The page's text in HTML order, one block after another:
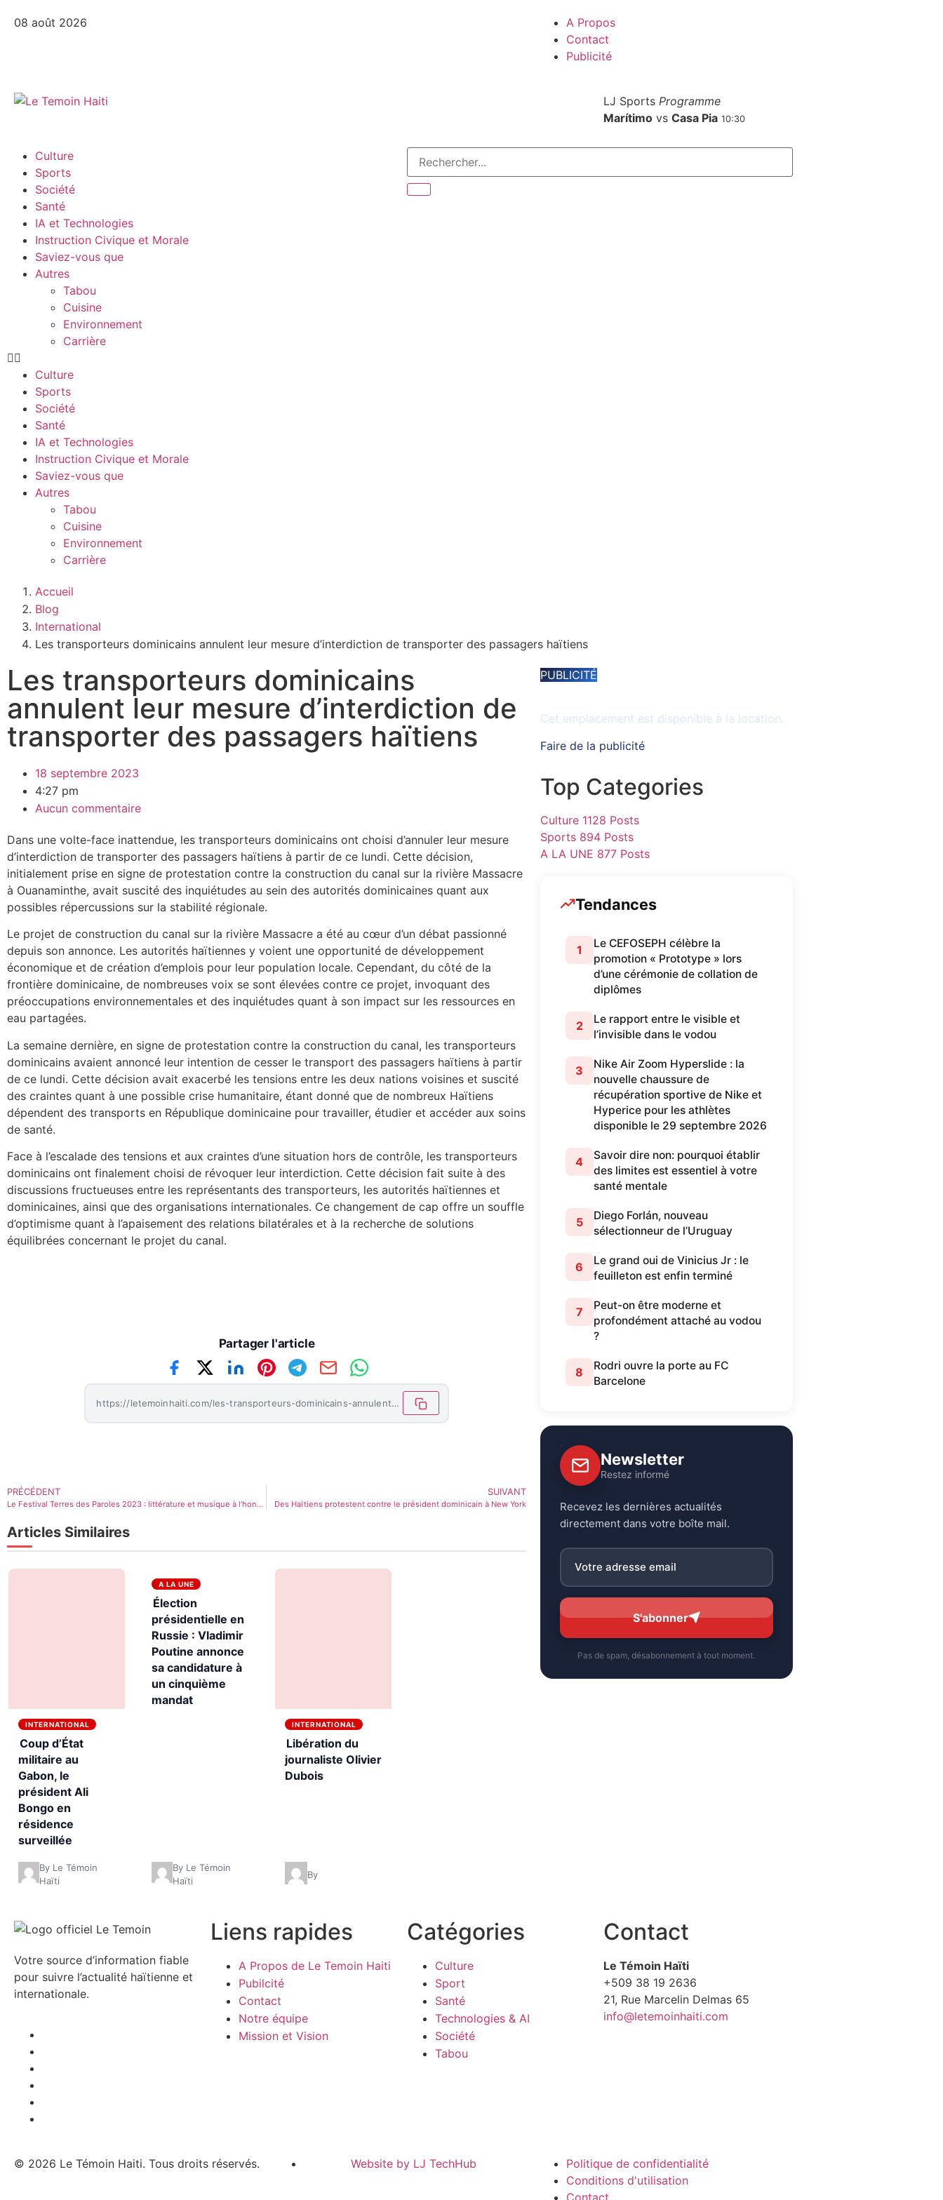
08 août 2026
A Propos
Contact
Publicité
LJ Sports Programme
Marítimo vs Casa Pia 10:30
Culture
Sports
Société
Santé
IA et Technologies
Instruction Civique et Morale
Saviez-vous que
Autres
Tabou
Cuisine
Environnement
Carrière
Culture
Sports
Société
Santé
IA et Technologies
Instruction Civique et Morale
Saviez-vous que
Autres
Tabou
Cuisine
Environnement
Carrière
Accueil
Blog
International
Les transporteurs dominicains annulent leur mesure d’interdiction de transporter des passagers haïtiens
Les transporteurs dominicains
annulent leur mesure d’interdiction de
transporter des passagers haïtiens
18 septembre 2023
4:27 pm
Aucun commentaire
Dans une volte-face inattendue, les transporteurs dominicains ont choisi d’annuler leur mesure
d’interdiction de transporter des passagers haïtiens à partir de ce lundi. Cette décision,
initialement prise en signe de protestation contre la construction du canal sur la rivière Massacre
à Ouanaminthe, avait suscité des inquiétudes au sein des autorités dominicaines quant aux
possibles répercussions sur la stabilité régionale.
Le projet de construction du canal sur la rivière Massacre a été au cœur d’un débat passionné
depuis son annonce. Les autorités haïtiennes y voient une opportunité de développement
économique et de création d’emplois pour leur population locale. Cependant, du côté de la
frontière dominicaine, de nombreuses voix se sont élevées contre ce projet, invoquant des
préoccupations environnementales et des inquiétudes quant à son impact sur les ressources en
eau partagées.
La semaine dernière, en signe de protestation contre la construction du canal, les transporteurs
dominicains avaient annoncé leur intention de cesser le transport des passagers haïtiens à partir
de ce lundi. Cette décision avait exacerbé les tensions entre les deux nations voisines et suscité
des craintes quant à une possible crise humanitaire, étant donné que de nombreux Haïtiens
dépendent des transports en République dominicaine pour travailler, étudier et accéder aux soins
de santé.
Face à l’escalade des tensions et aux craintes d’une situation hors de contrôle, les transporteurs
dominicains ont finalement choisi de révoquer leur interdiction. Cette décision fait suite à des
discussions fructueuses entre les représentants des transporteurs, les autorités haïtiennes et
dominicaines, ainsi que des organisations internationales. Ce changement de cap offre un souffle
d’optimisme quant à l’apaisement des relations bilatérales et à la recherche de solutions
équilibrées concernant le projet du canal.
Partager l'article
https://letemoinhaiti.com/les-transporteurs-dominicains-annulent-leur-mesure-d-interdiction-de-transporter-des-passagers-haitiens/
PRÉCÉDENT
Le Festival Terres des Paroles 2023 : littérature et musique à l’honneur
SUIVANT
Des Haïtiens protestent contre le président dominicain à New York
Articles Similaires
INTERNATIONAL
Coup d’État
militaire au
Gabon, le
président Ali
Bongo en
résidence
surveillée
By Le Témoin
Haïti
A LA UNE
Élection
présidentielle en
Russie : Vladimir
Poutine annonce
sa candidature à
un cinquième
mandat
By Le Témoin
Haïti
INTERNATIONAL
Libération du
journaliste Olivier
Dubois
By
PUBLICITÉ
Cet emplacement est disponible à la location.
Faire de la publicité
Top Categories
Culture 1128 Posts
Sports 894 Posts
A LA UNE 877 Posts
Tendances
1
Le CEFOSEPH célèbre la
promotion « Prototype » lors
d’une cérémonie de collation de
diplômes
2
Le rapport entre le visible et
l’invisible dans le vodou
3
Nike Air Zoom Hyperslide : la
nouvelle chaussure de
récupération sportive de Nike et
Hyperice pour les athlètes
disponible le 29 septembre 2026
4
Savoir dire non: pourquoi établir
des limites est essentiel à votre
santé mentale
5
Diego Forlán, nouveau
sélectionneur de l’Uruguay
6
Le grand oui de Vinicius Jr : le
feuilleton est enfin terminé
7
Peut-on être moderne et
profondément attaché au vodou
?
8
Rodri ouvre la porte au FC
Barcelone
Newsletter
Restez informé
Recevez les dernières actualités
directement dans votre boîte mail.
S'abonner
Pas de spam, désabonnement à tout moment.
Votre source d’information fiable
pour suivre l’actualité haïtienne et
internationale.
Liens rapides
A Propos de Le Temoin Haiti
Pubilcité
Contact
Notre équipe
Mission et Vision
Catégories
Culture
Sport
Santé
Technologies & AI
Société
Tabou
Contact
Le Témoin Haïti
+509 38 19 2636
21, Rue Marcelin Delmas 65
info@letemoinhaiti.com
© 2026 Le Témoin Haiti. Tous droits réservés. Website by LJ TechHub
Politique de confidentialité
Conditions d'utilisation
Contact